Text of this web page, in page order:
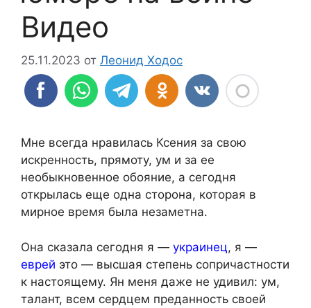
Видео
25.11.2023 от Леонид Ходос
Мне всегда нравилась Ксения за свою
искренность, прямоту, ум и за ее
необыкновенное обояние, а сегодня
открылась еще одна сторона, которая в
мирное время была незаметна.
Она сказала сегодня я — украинец, я —
еврей это — высшая степень сопричастности
к настоящему. Ян меня даже не удивил: ум,
талант, всем сердцем преданность своей